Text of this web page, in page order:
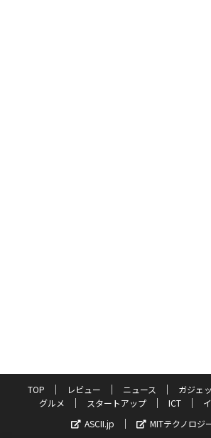
TOP レビュー ニュース ガジェ
グルメ
スタートアップ ICT
ASCII.jp
MITテクノロジ